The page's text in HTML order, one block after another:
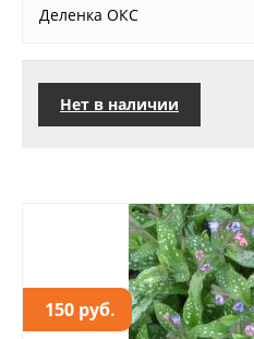
Деленка ОКС
Нет в наличии
150 руб.